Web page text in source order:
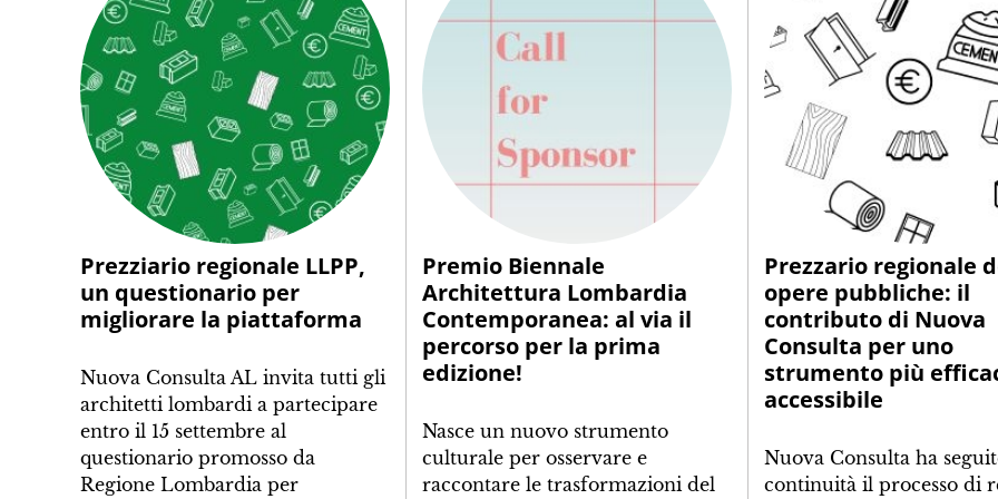
Prezziario regionale LLPP,
un questionario per
migliorare la piattaforma
Nuova Consulta AL invita tutti gli
architetti lombardi a partecipare
entro il 15 settembre al
questionario promosso da
Regione Lombardia per
Premio Biennale
Architettura Lombardia
Contemporanea: al via il
percorso per la prima
edizione!
Nasce un nuovo strumento
culturale per osservare e
raccontare le trasformazioni del
Prezzario regionale
opere pubbliche: il
contributo di Nuova
Consulta per uno
strumento più
accessibile
Nuova Consulta ha
continuità il processo di